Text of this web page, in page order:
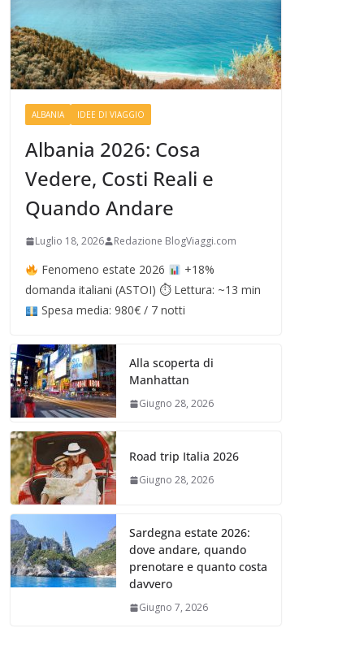
ALBANIA IDEE DI VIAGGIO
Albania 2026: Cosa
Vedere, Costi Reali e
Quando Andare
Luglio 18, 2026 Redazione BlogViaggi.com
Fenomeno estate 2026
+18%
domanda italiani (ASTOI) ⏱ Lettura: ~13 min
Spesa media: 980€ / 7 notti
Alla scoperta di
Manhattan
Giugno 28, 2026
Road trip Italia 2026
Giugno 28, 2026
Sardegna estate 2026:
dove andare, quando
prenotare e quanto costa
davvero
Giugno 7, 2026